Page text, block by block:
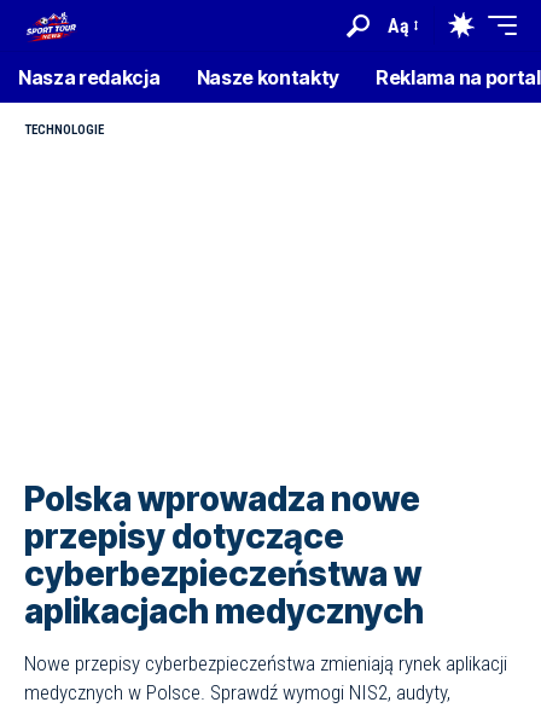
Aą
Nasza redakcja Nasze kontakty Reklama na
TECHNOLOGIE
Polska wprowadza nowe
przepisy dotyczące
cyberbezpieczeństwa w
aplikacjach medycznych
Nowe przepisy cyberbezpieczeństwa zmieniają rynek aplikacji
medycznych w Polsce. Sprawdź wymogi NIS2, audyty,